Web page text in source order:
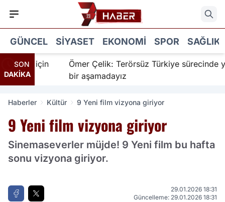
GÜNCEL SIYASET EKONOMI SPOR SAĞLIK
SON
DAKİKA
için
Ömer Çelik: Terörsüz Türkiye sürecinde yeni
bir aşamadayız
Haberler Kültür 9 Yeni film vizyona giriyor
9 Yeni film vizyona giriyor
Sinemaseverler müjde! 9 Yeni film bu hafta
sonu vizyona giriyor.
29.01.2026 18:31
Güncelleme: 29.01.2026 18:31